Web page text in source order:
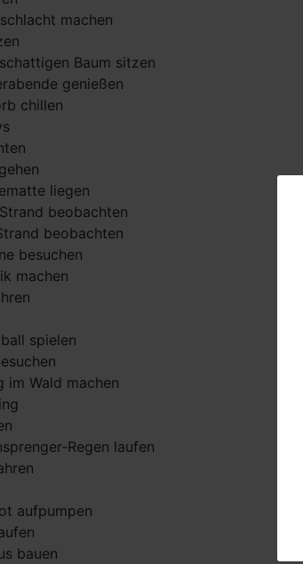
machen
Baum sitzen
genießen
chillen
liegen
beobachten
beobachten
besuchen
machen
spielen
im Wald machen
Regen laufen
aufpumpen
bauen